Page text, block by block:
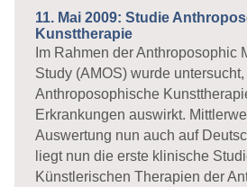
11. Mai 2009: Studie
Kunsttherapie
Im Rahmen der Anthroposophic
Study (AMOS) wurde
Anthroposophische
Erkrankungen auswirkt.
Auswertung nun auch auf
liegt nun die erste klinische
Künstlerischen Therapien der